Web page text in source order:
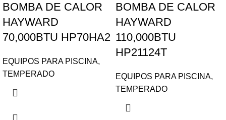
BOMBA DE CALOR
HAYWARD
70,000BTU HP70HA2
EQUIPOS PARA PISCINA,
TEMPERADO
BOMBA DE CALOR
HAYWARD
110,000BTU
HP21124T
EQUIPOS PARA PISCINA,
TEMPERADO